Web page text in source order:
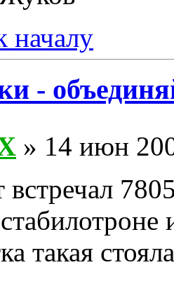
началу
-
» 14 июн
такая